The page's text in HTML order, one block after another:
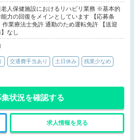
人保健施設におけるリハビリ業務 ※基本的
力の回復をメインとしています 【応募条
作業療法士免許 通勤のため運転免許 【送迎
なし
交通費手当あり 土日休み 残業少なめ
集状況を確認する
求人情報を見る